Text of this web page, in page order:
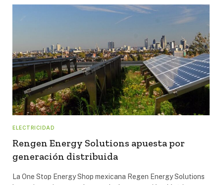
ELECTRICIDAD
Rengen Energy Solutions apuesta por
generación distribuida
La One Stop Energy Shop mexicana Regen Energy Solutions